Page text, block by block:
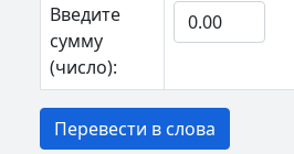
Введите
сумму
(число):
Перевести в слова